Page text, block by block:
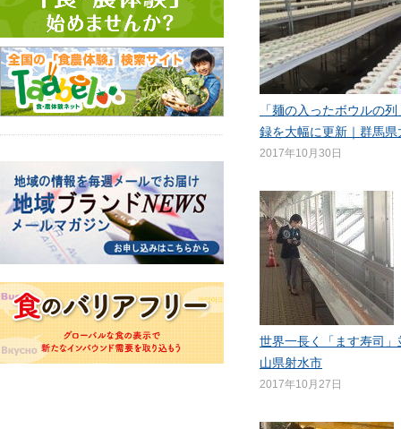
「麺の入ったボウルの
録を大幅に更新｜群馬県
2017年10月30日
世界一長く「ます寿司」
山県射水市
2017年10月27日